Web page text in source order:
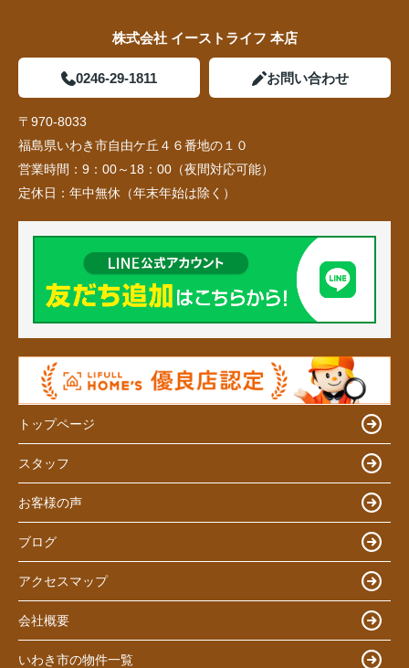
株式会社 イーストライフ 本店
0246-29-1811 お問い合わせ
〒970-8033
福島県いわき市自由ケ丘４６番地の１０
営業時間： 9：00～18：00（夜間対応可能）
定休日： 年中無休（年末年始は除く）
トップページ
スタッフ
お客様の声
ブログ
アクセスマップ
会社概要
いわき市の物件一覧